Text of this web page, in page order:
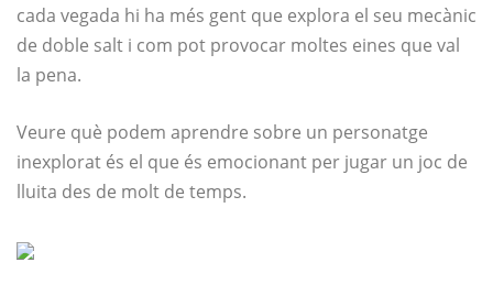
cada vegada hi ha més gent que explora el seu mecànic
de doble salt i com pot provocar moltes eines que val
la pena.
Veure què podem aprendre sobre un personatge
inexplorat és el que és emocionant per jugar un joc de
lluita des de molt de temps.